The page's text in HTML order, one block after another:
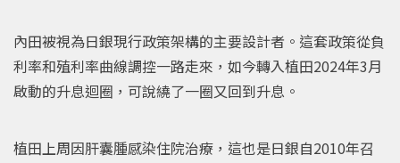
內田被視為日銀現行政策架構的主要設計者。這套政策從負
利率和殖利率曲線調控一路走來，如今轉入植田2024年3月
啟動的升息迴圈，可說繞了一圈又回到升息。
植田上周因肝囊腫感染住院治療，這也是日銀自2010年召